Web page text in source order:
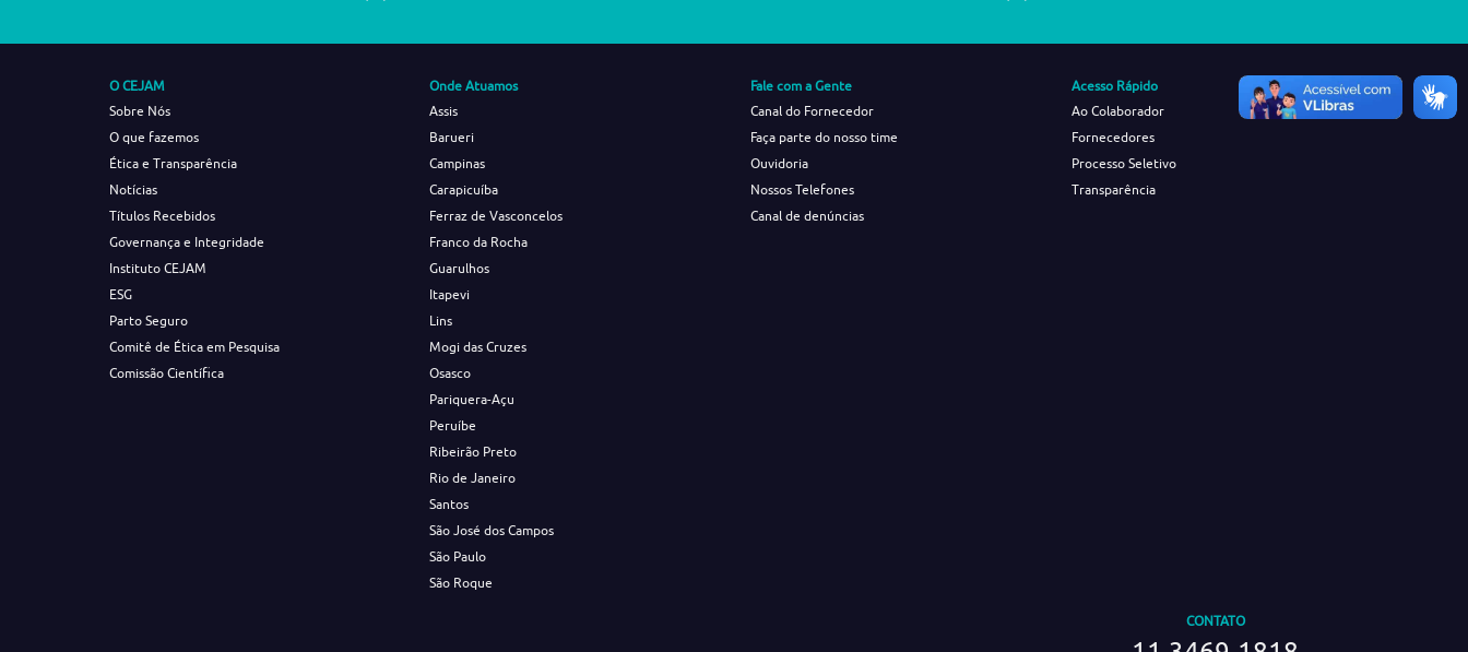
O CEJAM
Sobre Nós
O que fazemos
Ética e Transparência
Notícias
Títulos Recebidos
Governança e Integridade
Instituto CEJAM
ESG
Parto Seguro
Comitê de Ética em Pesquisa
Comissão Científica
Onde Atuamos
Assis
Barueri
Campinas
Carapicuíba
Ferraz de Vasconcelos
Franco da Rocha
Guarulhos
Itapevi
Lins
Mogi das Cruzes
Osasco
Pariquera-Açu
Peruíbe
Ribeirão Preto
Rio de Janeiro
Santos
São José dos Campos
São Paulo
São Roque
Fale com a Gente
Canal do Fornecedor
Faça parte do nosso time
Ouvidoria
Nossos Telefones
Canal de denúncias
Acesso Rápido
Ao Colaborador
Fornecedores
Processo Seletivo
Transparência
CONTATO